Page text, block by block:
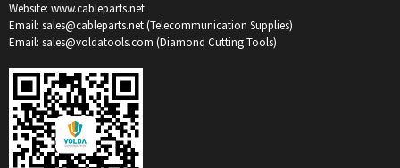
Website: www.cableparts.net
Email: sales@cableparts.net (Telecommunication Supplies)
Email: sales@voldatools.com (Diamond Cutting Tools)